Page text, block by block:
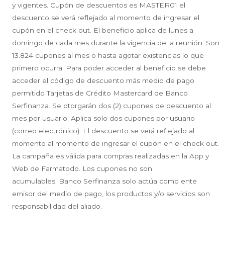
y vigentes. Cupón de descuentos es MASTER01 el
descuento se verá reflejado al momento de ingresar el
cupón en el check out. El beneficio aplica de lunes a
domingo de cada mes durante la vigencia de la reunión. Son
13.824 cupones al mes o hasta agotar existencias lo que
primero ocurra. Para poder acceder al beneficio se debe
acceder el código de descuento más medio de pago
permitido Tarjetas de Crédito Mastercard de Banco
Serfinanza. Se otorgarán dos (2) cupones de descuento al
mes por usuario. Aplica solo dos cupones por usuario
(correo electrónico). El descuento se verá reflejado al
momento al momento de ingresar el cupón en el check out.
La campaña es válida para compras realizadas en la App y
Web de Farmatodo. Los cupones no son
acumulables. Banco Serfinanza solo actúa como ente
emisor del medio de pago, los productos y/o servicios son
responsabilidad del aliado.